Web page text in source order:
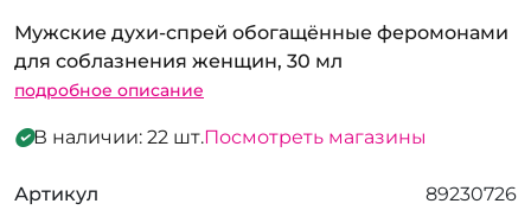
Мужские духи-спрей обогащённые феромонами
для соблазнения женщин, 30 мл
подробное описание
В наличии: 22 шт.Посмотреть магазины
Артикул 89230726